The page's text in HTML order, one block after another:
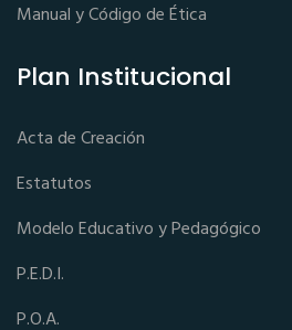
Manual y Código de Ética
Plan Institucional
Acta de Creación
Estatutos
Modelo Educativo y Pedagógico
P.E.D.I.
P.O.A.